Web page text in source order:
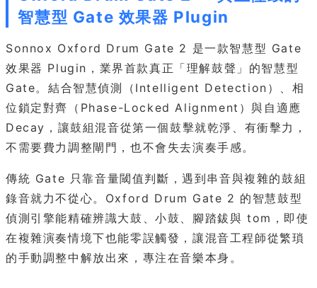
智慧型 Gate 效果器 Plugin
Sonnox Oxford Drum Gate 2 是一款智慧型 Gate
效果器 Plugin，業界首款真正「理解鼓聲」的智慧型
Gate。結合智慧偵測（Intelligent Detection）、相
位鎖定對齊（Phase-Locked Alignment）與自適應
Decay，讓鼓組混音從第一個鼓擊就乾淨、有衝擊力，
不需要費力調整閘門，也不會失去演奏手感。
傳統 Gate 只靠音量閾值判斷，遇到串音與複雜的鼓組
錄音就力不從心。Oxford Drum Gate 2 的智慧鼓型
偵測引擎能精確辨識大鼓、小鼓、腳踏鈸與 tom，即使
在複雜演奏情境下也能零誤觸發，讓混音工程師從繁瑣
的手動調整中解放出來，專注在音樂本身。